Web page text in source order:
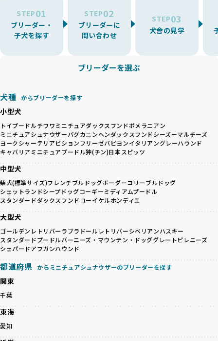
BreederFamiliesでは、アニマルウェルフェアを最優先に考
えた6つの絶対基準と12の総合基準を設定しています。これに
ことを徹底しています。
BreederFamiliesでは、以下の6項目を必須条件とし、これら
基づいた責任あるブリーディングを確保しています。
さらに、健康管理、社会性の育成、遺伝子検査、食事や運動
の質など、ワンちゃんの心身に配慮した飼育環境が整ってい
るかを評価する12項目の総合基準を設けています。これによ
り、より高い基準をクリアしたブリーダーだけを厳選してい
ます。
その結果、合格率10%未満という厳しい基準をクリアした優
良ブリーダーのみが登録されています。
BreederFamiliesでは、法令に準拠するだけでなく、ワンち
ゃんを家族のように愛するという理念を共有するブリーダー
のみを厳選しています。これにより、ユーザーの皆さんに安
「BreederFamilesのワンちゃんに優しい18の評価基準」は
こちら
BreederFamiliesでは、すべてのブリーダーを書類審査、直
接のヒアリング、現地確認を通じて厳しく評価しています。
このプロセスにより、育成環境や健康管理だけでなく、ブリ
ーダー自身の理念や姿勢までも丁寧に確認しています。
さらに、こうした評価結果は透明性を持って公開されている
だけます。
徹底した透明性こそが、BreederFamiliesの大きな特徴で
たりストレスを抱えたりするリスクが高まります。
「少数の犬種に集中」の詳細はこちら
すが、無計画な交配には健康リスクが伴います。異なる犬種
の特徴を持つことで予測しにくい健康問題が発生する可能性
が高く、診断や治療も複雑化する場合があります。また、ミ
待する理想と現実が大きく異なることも少なくありません。
健康と性格を次世代に引き継ぐために、ミックス犬の繁殖を
避けます。無計画な交配がもたらすリスクを理解し、飼い主
への十分な説明とアフターフォローを確保できる範囲での繁
殖を徹底しているのです。
一方、営利優先ブリーダーは流行や需要に応じて安易にミッ
クス犬を繁殖し、健康管理や飼い主への配慮が不十分なこと
等体格の異なるリスクの高い交配を行うこともあります。
「ミックス犬を繁殖しない」の詳細はこちら
ペットショップやペットオークションは、流通過程でワンち
ゃんが長時間の輸送を強いられたり、狭いケージに閉じ込め
られるなど、心身に大きな負担がかかります。このような環
境は、ストレスや感染リスクを増大させるだけでなく、ワン
があります。
優良ブリーダーは、ワンちゃんの健康と幸せを第一に考え、
ことを大切にしています。また、彼らはお迎え先を自身で確
認し、ワンちゃんが安心して暮らせる環境を整えるために直
一方で、営利優先ブリーダーは、広範囲に販売するためにペ
STEP01
ブリーダー・
子犬を探す
STEP02
ブリーダーに
問い合わせ
STEP03
犬舎の見学
ブリーダーを選ぶ
犬種 からブリーダーを探す
小型犬
トイプードルチワワミニチュアダックスフンドポメラニアン
ミニチュアシュナウザーパグカニンヘンダックスフンドシーズーマルチーズ
ヨークシャーテリアビションフリーゼパピヨンイタリアングレーハウンド
キャバリア ミニチュアプードル狆(チン)日本スピッツ
中型犬
柴犬(標準サイズ)フレンチブルドッグボーダーコリーブルドッグ
シェットランドシープドッグコーギーミディアムプードル
スタンダードダックスフンドコーイケルホンディエ
大型犬
ゴールデンレトリバーラブラドールレトリバーシベリアンハスキー
スタンダードプードルバーニーズ・マウンテン・ドッググレートピレニーズ
シェパードアフガンハウンド
都道府県 からミニチュアシュナウザーのブリーダーを探す
関東
千葉
東海
愛知